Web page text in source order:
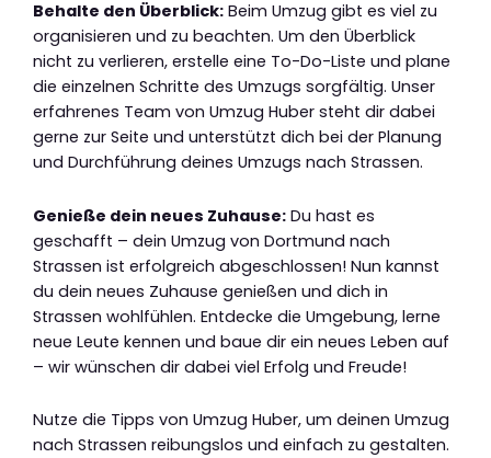
Behalte den Überblick: Beim Umzug gibt es viel zu
organisieren und zu beachten. Um den Überblick
nicht zu verlieren, erstelle eine To-Do-Liste und plane
die einzelnen Schritte des Umzugs sorgfältig. Unser
erfahrenes Team von Umzug Huber steht dir dabei
gerne zur Seite und unterstützt dich bei der Planung
und Durchführung deines Umzugs nach Strassen.
Genieße dein neues Zuhause: Du hast es
geschafft – dein Umzug von Dortmund nach
Strassen ist erfolgreich abgeschlossen! Nun kannst
du dein neues Zuhause genießen und dich in
Strassen wohlfühlen. Entdecke die Umgebung, lerne
neue Leute kennen und baue dir ein neues Leben auf
– wir wünschen dir dabei viel Erfolg und Freude!
Nutze die Tipps von Umzug Huber, um deinen Umzug
nach Strassen reibungslos und einfach zu gestalten.